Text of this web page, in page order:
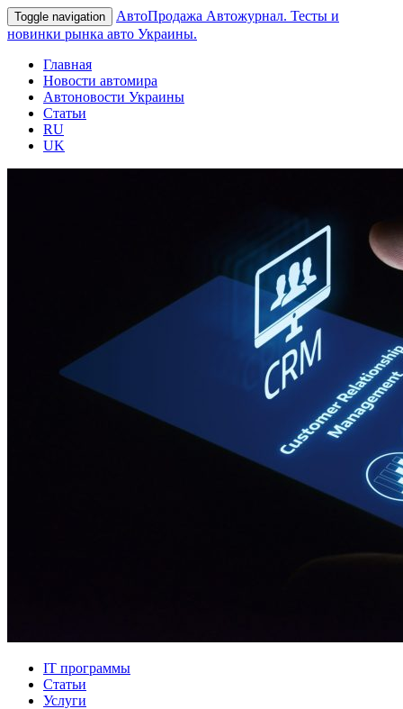
Toggle navigation АвтоПродажа Автожурнал. Тесты и
новинки рынка авто Украины.
Главная
Новости автомира
Автоновости Украины
Статьи
RU
UK
IT программы
Статьи
Услуги